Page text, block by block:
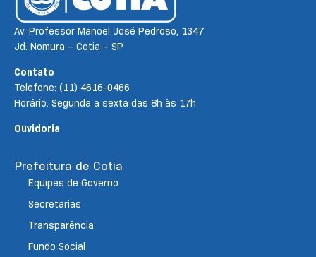
Av. Professor Manoel José Pedroso, 1347
Jd. Nomura – Cotia – SP
Contato
Telefone: (11) 4616-0466
Horário: Segunda a sexta das 8h às 17h
Ouvidoria
Prefeitura de Cotia
Equipes de Governo
Secretarias
Transparência
Fundo Social